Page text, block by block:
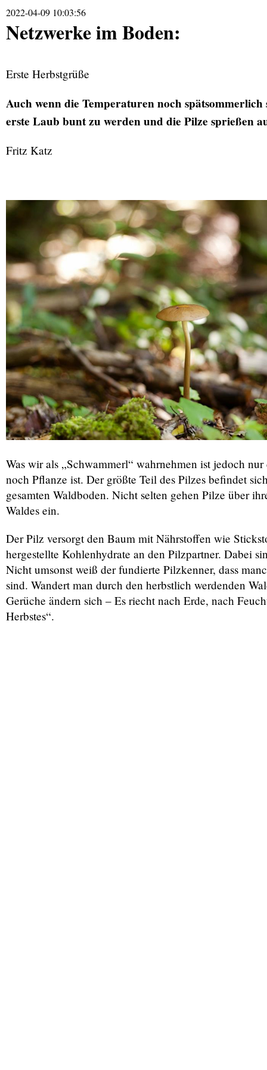
2022-04-09 10:03:56
Netzwerke im Boden:
Erste Herbstgrüße
Auch wenn die Temperaturen noch
erste Laub bunt zu werden und die Pilze sprießen
Fritz Katz
Was wir als „Schwammerl“ wahrnehmen ist jedoch
noch Pflanze ist. Der größte Teil des Pilzes befindet
gesamten Waldboden. Nicht selten gehen Pilze über
Waldes ein.
Der Pilz versorgt den Baum mit Nährstoffen wie
hergestellte Kohlenhydrate an den Pilzpartner. Dabei
Nicht umsonst weiß der fundierte Pilzkenner, dass
sind. Wandert man durch den herbstlich werdenden
Gerüche ändern sich – Es riecht nach Erde, nach
Herbstes“.